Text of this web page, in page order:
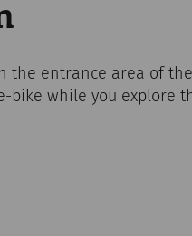
entrance area of
bike while you explore